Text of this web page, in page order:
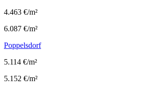
4.463 €/m²
6.087 €/m²
Poppelsdorf
5.114 €/m²
5.152 €/m²